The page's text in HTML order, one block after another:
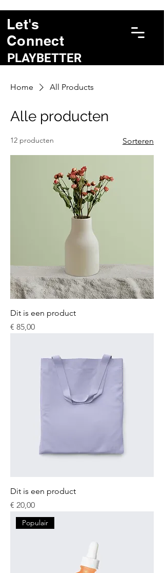
Let's
Connect
PLAYBETTER
Home All Products
Alle producten
12 producten Sorteren
Dit is een product
Prijs
€ 85,00
Dit is een product
Prijs
€ 20,00
Populair